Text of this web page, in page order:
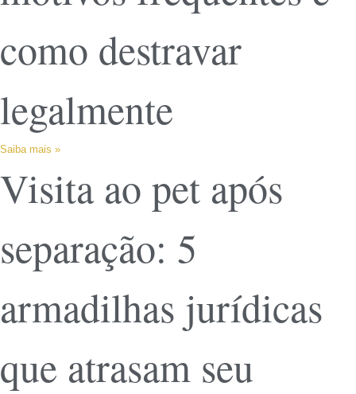
como destravar
legalmente
Saiba mais »
Visita ao pet após
separação: 5
armadilhas jurídicas
que atrasam seu